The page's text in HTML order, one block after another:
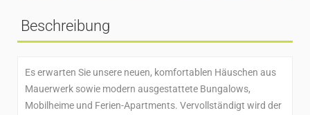
Beschreibung
Es erwarten Sie unsere neuen, komfortablen Häuschen aus
Mauerwerk sowie modern ausgestattete Bungalows,
Mobilheime und Ferien-Apartments. Vervollständigt wird der